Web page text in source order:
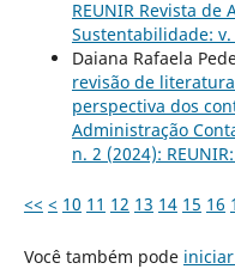
REUNIR Revista
Sustentabilidade: v.
Daiana Rafaela
revisão de
perspectiva dos
Administração
n. 2 (2024):
<< < 10 11 12 13 14 15 16
Você também pode